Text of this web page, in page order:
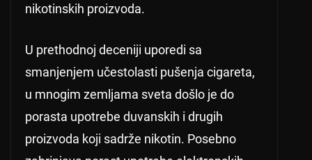
nikotinskih proizvoda.
U prethodnoj deceniji uporedi sa
smanjenjem učestolasti pušenja cigareta,
u mnogim zemljama sveta došlo je do
porasta upotrebe duvanskih i drugih
proizvoda koji sadrže nikotin. Posebno